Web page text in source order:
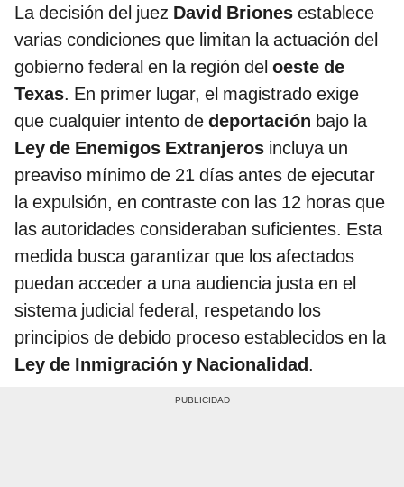
La decisión del juez David Briones establece
varias condiciones que limitan la actuación del
gobierno federal en la región del oeste de
Texas. En primer lugar, el magistrado exige
que cualquier intento de deportación bajo la
Ley de Enemigos Extranjeros incluya un
preaviso mínimo de 21 días antes de ejecutar
la expulsión, en contraste con las 12 horas que
las autoridades consideraban suficientes. Esta
medida busca garantizar que los afectados
puedan acceder a una audiencia justa en el
sistema judicial federal, respetando los
principios de debido proceso establecidos en la
Ley de Inmigración y Nacionalidad.